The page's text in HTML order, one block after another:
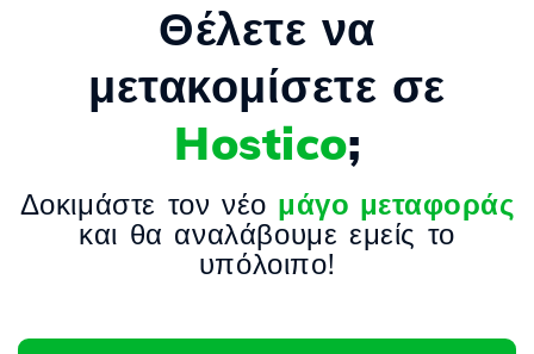
Θέλετε να
μετακομίσετε σε
Hostico;
Δοκιμάστε τον νέο μάγο μεταφοράς
και θα αναλάβουμε εμείς το
υπόλοιπο!